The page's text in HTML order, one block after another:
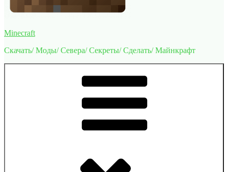
Minecraft
Скачать/ Моды/ Севера/ Секреты/ Сделать/ Майнкрафт